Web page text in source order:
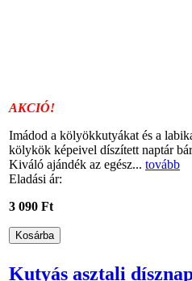
AKCIÓ!
Imádod a kölyökkutyákat és a
kölykök képeivel díszített naptár
Kiváló ajándék az egész... tovább
Eladási ár:
3 090 Ft
Kutyás asztali